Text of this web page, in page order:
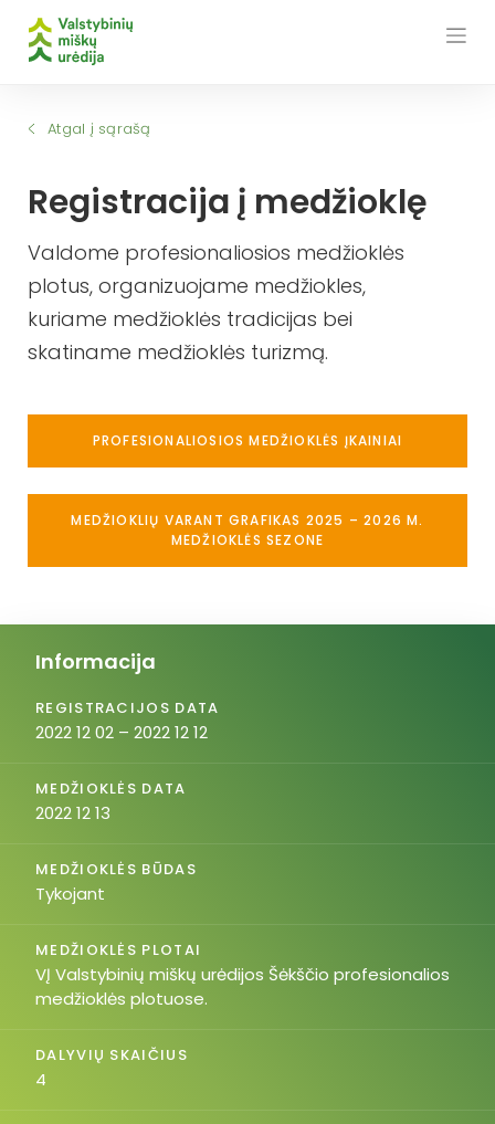
Atgal į sąrašą
Registracija į medžioklę
Valdome profesionaliosios medžioklės
plotus, organizuojame medžiokles,
kuriame medžioklės tradicijas bei
skatiname medžioklės turizmą.
PROFESIONALIOSIOS MEDŽIOKLĖS ĮKAINIAI
MEDŽIOKLIŲ VARANT GRAFIKAS 2025 – 2026 M.
MEDŽIOKLĖS SEZONE
Informacija
REGISTRACIJOS DATA
2022 12 02 – 2022 12 12
MEDŽIOKLĖS DATA
2022 12 13
MEDŽIOKLĖS BŪDAS
Tykojant
MEDŽIOKLĖS PLOTAI
VĮ Valstybinių miškų urėdijos Šėkščio profesionalios
medžioklės plotuose.
DALYVIŲ SKAIČIUS
4